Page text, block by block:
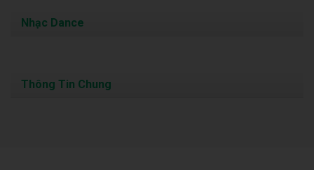
Nhạc Dance
Thông Tin Chung